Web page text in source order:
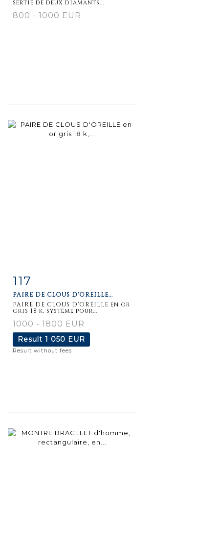
sertie de deux diamants...
800 - 1000 EUR
Item detail
117
PAIRE DE CLOUS D'OREILLE...
PAIRE DE CLOUS D'OREILLE en or
gris 18 k, système pour...
1000 - 1800 EUR
Result 1 050 EUR
Result without fees